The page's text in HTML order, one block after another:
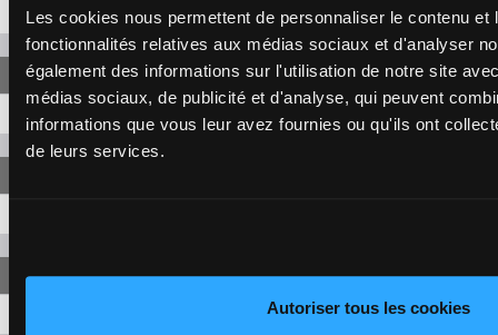
Les cookies nous permettent de personnaliser le contenu
fonctionnalités relatives aux médias sociaux et d'analyser
également des informations sur l'utilisation de notre site
médias sociaux, de publicité et d'analyse, qui peuvent
informations que vous leur avez fournies ou qu'ils ont
de leurs services.
Autoriser tous les cookies
5-3 25,60 €
577,00 €